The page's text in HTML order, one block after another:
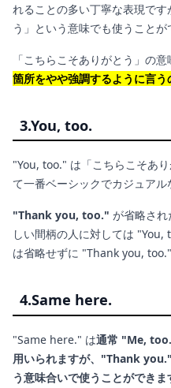
れることの多い丁寧な表現で
う」という意味でも使うことが
「こちらこそありがとう」の意
箇所をやや強調するように言う
3.You, too.
"You, too." は「こちらこそあ
て一番ベーシックでカジュアル
"Thank you, too." が省略さ
しい間柄の人に対しては
は省略せずに "Thank you,
4.Same here.
"Same here." は通常 "Me,
用いられますが、"Thank
う意味合いで使うことができま